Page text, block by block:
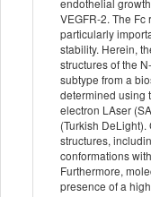
endothelial
VEGFR‐2. The
particularly
stability. Herein,
structures of the
subtype from a
determined using
electron LAser
(Turkish
structures,
conformations
Furthermore,
presence of a